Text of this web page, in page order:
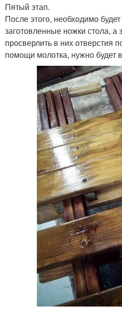
Пятый этап.
После этого, необходимо
заготовленные ножки стола, а
просверлить в них отверстия
помощи молотка, нужно будет